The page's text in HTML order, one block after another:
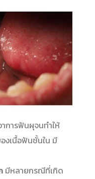
การฟันผุจนทำให้
งเนื้อฟันชั้นใน มี
มีหลายกรณีที่เกิด